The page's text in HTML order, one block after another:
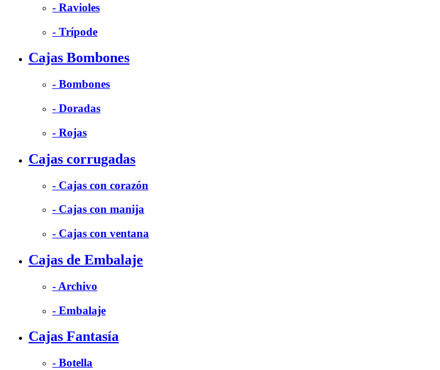
- Ravioles
- Trípode
Cajas Bombones
- Bombones
- Doradas
- Rojas
Cajas corrugadas
- Cajas con corazón
- Cajas con manija
- Cajas con ventana
Cajas de Embalaje
- Archivo
- Embalaje
Cajas Fantasía
- Botella